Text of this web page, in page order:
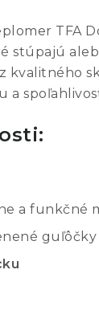
TFA
stúpajú
kvalitného
a
a funkčné
guľôčky